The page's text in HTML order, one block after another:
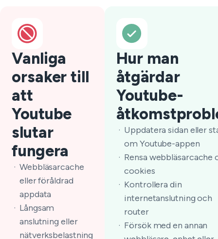
Vanliga
orsaker till
att
Youtube
slutar
fungera
Webbläsarcache
eller föråldrad
appdata
Långsam
anslutning eller
nätverksbelastning
Hur man
åtgärdar
Youtube-
Uppdatera sidan eller
om Youtube-appen
Rensa webbläsarcache
cookies
Kontrollera din
internetanslutning och
router
Försök med en annan